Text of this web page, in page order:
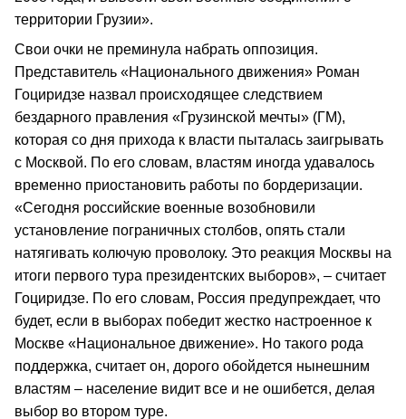
территории Грузии».
Свои очки не преминула набрать оппозиция.
Представитель «Национального движения» Роман
Гоциридзе назвал происходящее следствием
бездарного правления «Грузинской мечты» (ГМ),
которая со дня прихода к власти пыталась заигрывать
с Москвой. По его словам, властям иногда удавалось
временно приостановить работы по бордеризации.
«Сегодня российские военные возобновили
установление пограничных столбов, опять стали
натягивать колючую проволоку. Это реакция Москвы на
итоги первого тура президентских выборов», – считает
Гоциридзе. По его словам, Россия предупреждает, что
будет, если в выборах победит жестко настроенное к
Москве «Национальное движение». Но такого рода
поддержка, считает он, дорого обойдется нынешним
властям – население видит все и не ошибется, делая
выбор во втором туре.